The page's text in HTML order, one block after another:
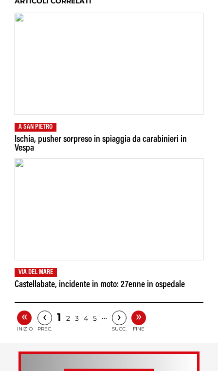
A SAN PIETRO
Ischia, pusher sorpreso in spiaggia da carabinieri in
Vespa
VIA DEL MARE
Castellabate, incidente in moto: 27enne in ospedale
«
INIZIO
‹
PREC.
1 2 3 4 5 … ›
SUCC.
»
FINE